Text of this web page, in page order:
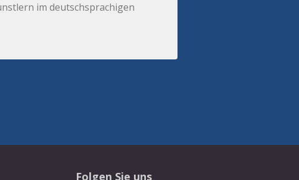
im deutschsprachigen
Folgen Sie uns